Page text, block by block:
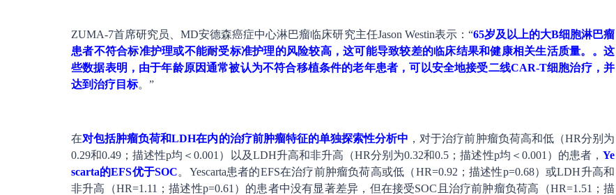
ZUMA-7首席研究员、MD安德森癌症中心淋巴瘤临床研究主任Jason Westin表示：“65岁及以上的大B细胞淋巴瘤
患者不符合标准护理或不能耐受标准护理的风险较高，这可能导致较差的临床结果和健康相关生活质量。。这
些数据表明，由于年龄原因通常被认为不符合移植条件的老年患者，可以安全地接受二线CAR-T细胞治疗，并
达到治疗目标。”
在对包括肿瘤负荷和LDH在内的治疗前肿瘤特征的单独探索性分析中 ，对于治疗前肿瘤负荷高和低（HR分别为
0.29和0.49；描述性p均＜0.001）以及LDH升高和非升高（HR分别为0.32和0.5；描述性p均＜0.001）的患者， Ye
scarta的EFS优于SOC。Yescarta患者的EFS在治疗前肿瘤负荷高或低（HR=0.92；描述性p=0.68）或LDH升高和
非升高（HR=1.11；描述性p=0.61）的患者中没有显著差异，但在接受SOC且治疗前肿瘤负荷高（HR=1.51；描